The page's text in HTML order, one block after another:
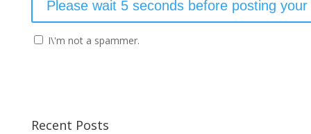
I\'m not a spammer.
Recent Posts